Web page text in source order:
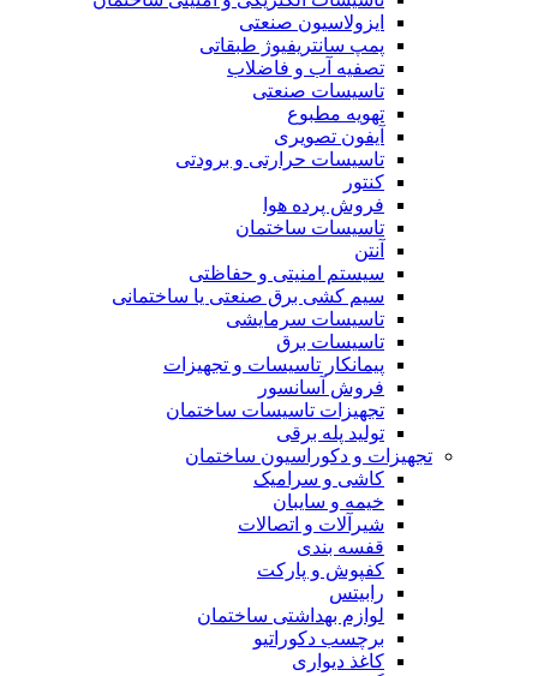
ایزولاسیون صنعتی
پمپ سانتریفیوژ طبقاتی
تصفیه آب و فاضلاب
تاسیسات صنعتی
تهویه مطبوع
آیفون تصویری
تاسیسات حرارتی و برودتی
کنتور
فروش پرده هوا
تاسیسات ساختمان
آنتن
سیستم امنیتی و حفاظتی
سیم کشی برق صنعتی یا ساختمانی
تاسیسات سرمایشی
تاسیسات برق
پیمانکار تاسیسات و تجهیزات
فروش آسانسور
تجهیزات تاسیسات ساختمان
تولید پله برقی
تجهیزات و دکوراسیون ساختمان
کاشی و سرامیک
خیمه و سایبان
شیرآلات و اتصالات
قفسه بندی
کفپوش و پارکت
رابیتس
لوازم بهداشتی ساختمان
برچسب دکوراتیو
کاغذ دیواری